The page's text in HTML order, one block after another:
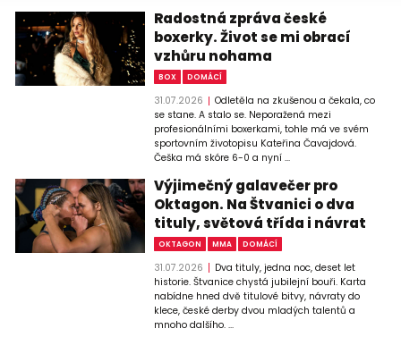
Radostná zpráva české
boxerky. Život se mi obrací
vzhůru nohama
BOX DOMÁCÍ
31.07.2026
Odletěla na zkušenou a čekala, co
se stane. A stalo se. Neporažená mezi
profesionálními boxerkami, tohle má ve svém
sportovním životopisu Kateřina Čavajdová.
Češka má skóre 6-0 a nyní ...
Výjimečný galavečer pro
Oktagon. Na Štvanici o dva
tituly, světová třída i návrat
OKTAGON MMA DOMÁCÍ
31.07.2026
Dva tituly, jedna noc, deset let
historie. Štvanice chystá jubilejní bouři. Karta
nabídne hned dvě titulové bitvy, návraty do
klece, české derby dvou mladých talentů a
mnoho dalšího. ...